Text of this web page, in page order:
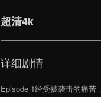
超清4k
详细剧情
Episode 1经受被袭击的痛苦